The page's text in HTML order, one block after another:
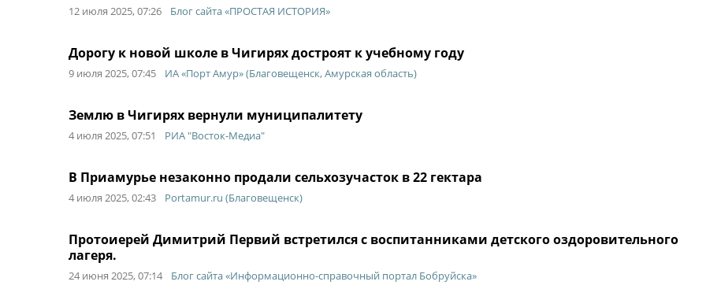
12 июля 2025, 07:26 Блог сайта «ПРОСТАЯ ИСТОРИЯ»
Дорогу к новой школе в Чигирях достроят к учебному году
9 июля 2025, 07:45 ИА «Порт Амур» (Благовещенск, Амурская область)
Землю в Чигирях вернули муниципалитету
4 июля 2025, 07:51 РИА "Восток-Медиа"
В Приамурье незаконно продали сельхозучасток в 22 гектара
4 июля 2025, 02:43 Portamur.ru (Благовещенск)
Протоиерей Димитрий Первий встретился с воспитанниками детского оздоровительного
лагеря.
24 июня 2025, 07:14 Блог сайта «Информационно-справочный портал Бобруйска»